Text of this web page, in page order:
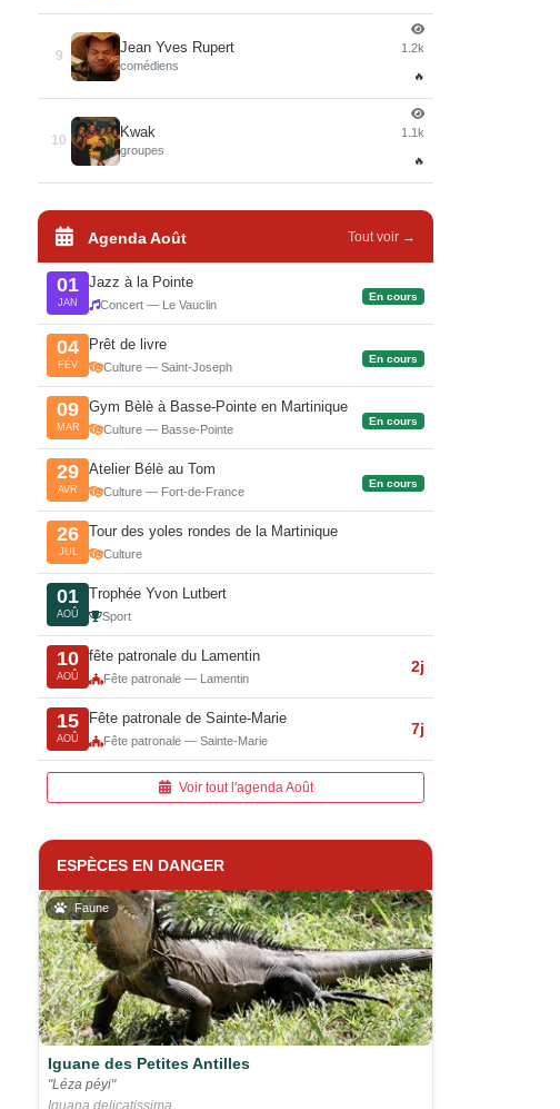
9
Jean Yves Rupert
comédiens
1.2k
🔥
10
Kwak
groupes
1.1k
🔥
Agenda Août Tout voir →
01
JAN
Jazz à la Pointe
Concert — Le Vauclin
En cours
04
FÉV
Prêt de livre
Culture — Saint-Joseph
En cours
09
MAR
Gym Bèlè à Basse-Pointe en Martinique
Culture — Basse-Pointe
En cours
29
AVR
Atelier Bélè au Tom
Culture — Fort-de-France
En cours
26
JUL
Tour des yoles rondes de la Martinique
Culture
01
AOÛ
Trophée Yvon Lutbert
Sport
10
AOÛ
fête patronale du Lamentin
Fête patronale — Lamentin
2j
15
AOÛ
Fête patronale de Sainte-Marie
Fête patronale — Sainte-Marie
7j
Voir tout l'agenda Août
ESPÈCES EN DANGER
Faune
Iguane des Petites Antilles
"Léza péyi"
Iguana delicatissima